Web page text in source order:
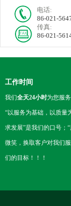
电话:
86-021-
传真:
86-021-
工作时间
我们全天24小时为您服务
“以服务为基础，以质量
求发展”是我们的口号；
微笑，换取客户对我们
们的目标！！！